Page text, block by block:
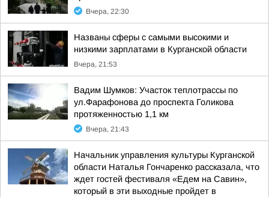
Вчера, 22:30
Названы сферы с самыми высокими и
низкими зарплатами в Курганской области
Вчера, 21:53
Вадим Шумков: Участок теплотрассы по
ул.Фарафонова до проспекта Голикова
протяженностью 1,1 км
Вчера, 21:43
Начальник управления культуры Курганской
области Наталья Гончаренко рассказала, что
ждет гостей фестиваля «Едем на Савин»,
который в эти выходные пройдет в